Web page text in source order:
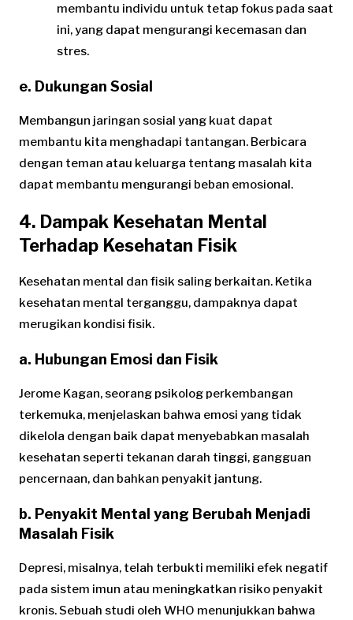
membantu individu untuk tetap fokus pada saat
ini, yang dapat mengurangi kecemasan dan
stres.
e. Dukungan Sosial
Membangun jaringan sosial yang kuat dapat
membantu kita menghadapi tantangan. Berbicara
dengan teman atau keluarga tentang masalah kita
dapat membantu mengurangi beban emosional.
4. Dampak Kesehatan Mental
Terhadap Kesehatan Fisik
Kesehatan mental dan fisik saling berkaitan. Ketika
kesehatan mental terganggu, dampaknya dapat
merugikan kondisi fisik.
a. Hubungan Emosi dan Fisik
Jerome Kagan, seorang psikolog perkembangan
terkemuka, menjelaskan bahwa emosi yang tidak
dikelola dengan baik dapat menyebabkan masalah
kesehatan seperti tekanan darah tinggi, gangguan
pencernaan, dan bahkan penyakit jantung.
b. Penyakit Mental yang Berubah Menjadi
Masalah Fisik
Depresi, misalnya, telah terbukti memiliki efek negatif
pada sistem imun atau meningkatkan risiko penyakit
kronis. Sebuah studi oleh WHO menunjukkan bahwa